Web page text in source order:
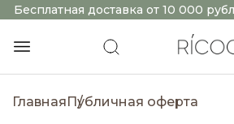
Бесплатная доставка от 10 000
ГлавнаяПубличная оферта